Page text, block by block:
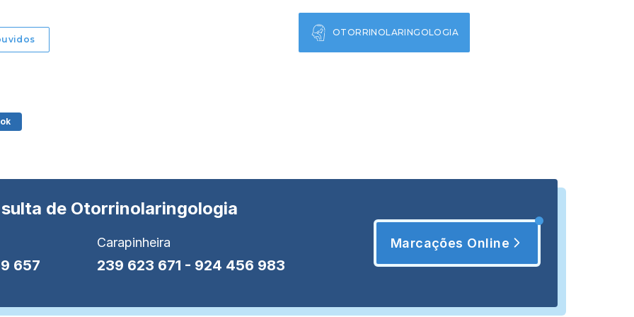
OTORRINOLARINGOLOGIA
de Otorrinolaringologia
657
Carapinheira
239 623 671 - 924 456 983
Marcações Online